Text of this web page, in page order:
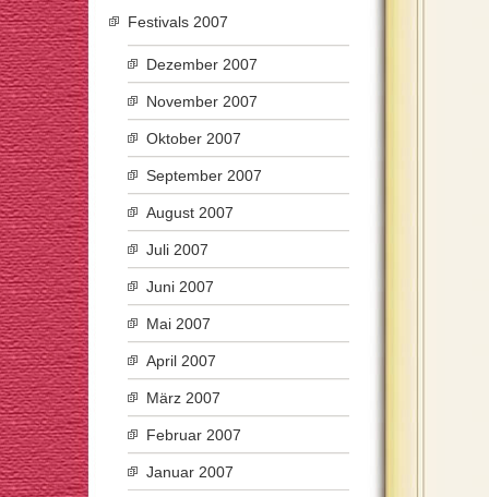
Festivals 2007
Dezember 2007
November 2007
Oktober 2007
September 2007
August 2007
Juli 2007
Juni 2007
Mai 2007
April 2007
März 2007
Februar 2007
Januar 2007